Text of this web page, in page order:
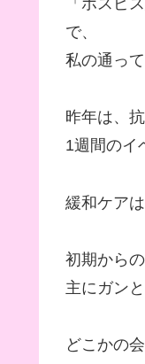
で、
私の通っ
昨年は、
1週間のイ
緩和ケア
初期から
主にガン
どこかの